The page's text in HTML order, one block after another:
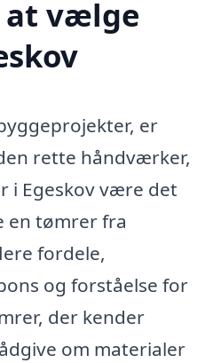
at vælge
er
rette håndværker,
i Egeskov være det
en tømrer fra
fordele,
og forståelse for
der kender
om materialer